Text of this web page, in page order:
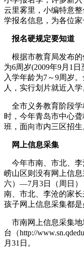
云里雾里，小编特意
学报名信息，为各位家
报名硬规定要知道
根据市教育局发布的
为6周岁(2009年9月1
入学年龄为7～9周岁
人，实行划片就近入学
全市义务教育阶段学
时，今年青岛市中心
班，面向市内三区招生
网上信息采集
今年市南、市北、李
崂山区则没有网上信
六）—7月3日（周日
南、市北、李沧的家
孩子网上信息采集都是
市南网上信息采集地
台（http://
月31日。